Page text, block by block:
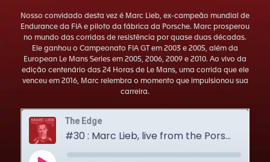
Nosso convidado desta vez é Marc Lieb, ex-campeão mundial de
Endurance da FIA e piloto da fábrica da Porsche. Marc prosperou
no mundo das corridas de resistência por quase duas décadas.
Ele ganhou o Campeonato FIA GT em 2003 e 2005, além da
European Le Mans Series em 2005, 2006, 2009 e 2010. Ao vivo da
edição centenário das 24 Horas de Le Mans, uma corrida que ele
venceu em 2016, Marc relembra o momento que impulsionou sua
carreira.